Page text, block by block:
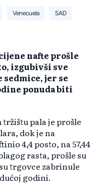
Venecuela SAD
nafte prošle
izgubivši sve
jer se
ponuda biti
pala je prošle
dok je na
4,4 posto, na 57,44
rasta, prošle su
trgovce zabrinule
godini.